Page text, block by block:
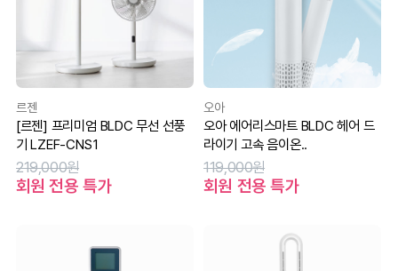
르젠
[르젠] 프리미엄 BLDC 무선 선풍
기 LZEF-CNS1
219,000원
회원 전용 특가
오아
오아 에어리스마트 BLDC 헤어 드
라이기 고속 음이온..
119,000원
회원 전용 특가